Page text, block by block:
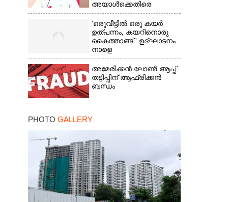
അയാൾക്കെതിരെ
നടപടിയെടുത്തോട്ടെ'
'ഒരുവീട്ടിൽ ഒരു കയർ
ഉത്പന്നം, കയറിനൊരു
കൈത്താങ്ങ് ' ഉദ്ഘാടനം
നാളെ
അമേരിക്കൻ ലോൺ ആപ്പ്
തട്ടിപ്പിന് ആഫ്രിക്കൻ
ബന്ധം
PHOTO GALLERY